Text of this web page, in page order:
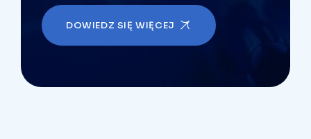
DOWIEDZ SIĘ WIĘCEJ